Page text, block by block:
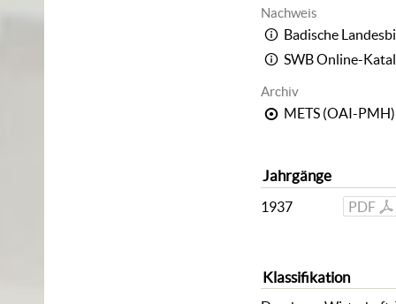
Nachweis
Badische
SWB Online-
Archiv
METS (OAI-PMH)
Jahrgänge
PDF
1937
Klassifikation